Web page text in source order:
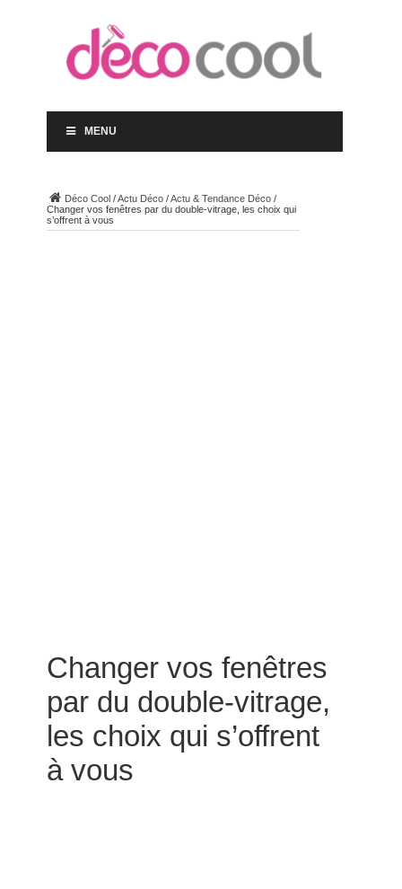
MENU
Déco Cool/Actu Déco/Actu & Tendance Déco/
Changer vos fenêtres par du double-vitrage, les choix qui
s’offrent à vous
Changer vos fenêtres
par du double-vitrage,
les choix qui s’offrent
à vous